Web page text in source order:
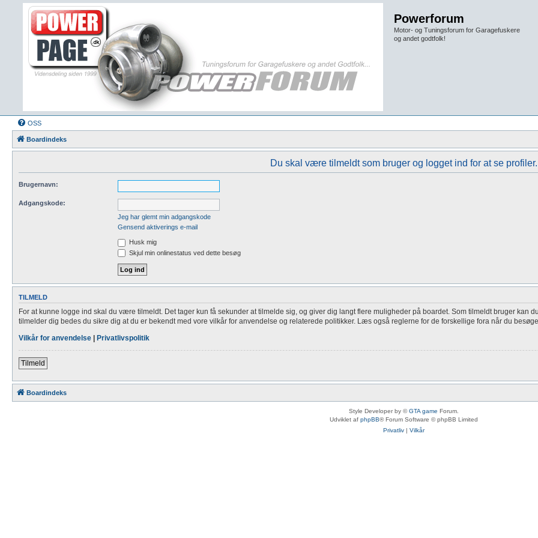
Powerforum
Motor- og Tuningsforum for Garagefuskere
og andet godtfolk!
OSS
Boardindeks
Du skal være tilmeldt som bruger og logget ind for at se profiler.
Brugernavn:
Adgangskode:
Jeg har glemt min adgangskode
Gensend aktiverings e-mail
Husk mig
Skjul min onlinestatus ved dette besøg
TILMELD
For at kunne logge ind skal du være tilmeldt. Det tager kun få sekunder at tilmelde sig, og giver dig langt flere muligheder på boardet. Som tilmeldt bruger kan
tilmelder dig bedes du sikre dig at du er bekendt med vore vilkår for anvendelse og relaterede politikker. Læs også reglerne for de forskellige fora når du
Vilkår for anvendelse | Privatlivspolitik
Tilmeld
Boardindeks
Style Developer by ©GTA game Forum.
Udviklet af phpBB® Forum Software © phpBB Limited
Privatliv| Vilkår